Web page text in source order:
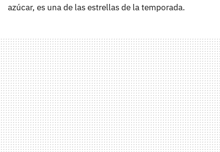
azúcar, es una de las estrellas de la temporada.